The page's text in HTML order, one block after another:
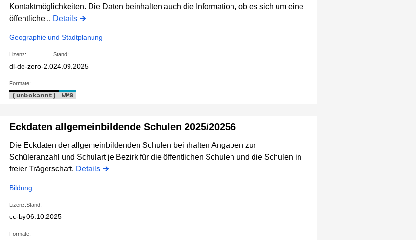
Kontaktmöglichkeiten. Die Daten beinhalten auch die Information, ob es sich um eine
öffentliche... Details
Geographie und Stadtplanung
Lizenz:
dl-de-zero-2.0
Stand:
24.09.2025
Formate:
(unbekannt) WMS
Eckdaten allgemeinbildende Schulen 2025/20256
Die Eckdaten der allgemeinbildenden Schulen beinhalten Angaben zur
Schüleranzahl und Schulart je Bezirk für die öffentlichen Schulen und die Schulen in
freier Trägerschaft. Details
Bildung
Lizenz:
cc-by
Stand:
06.10.2025
Formate: